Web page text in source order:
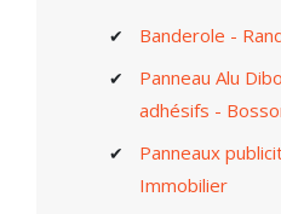
Banderole -
Panneau Alu
adhésifs -
Panneaux
Immobilier